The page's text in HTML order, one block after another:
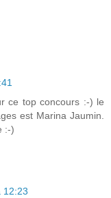
ce top concours :-) le
est Marina Jaumin.
:-)
12:23